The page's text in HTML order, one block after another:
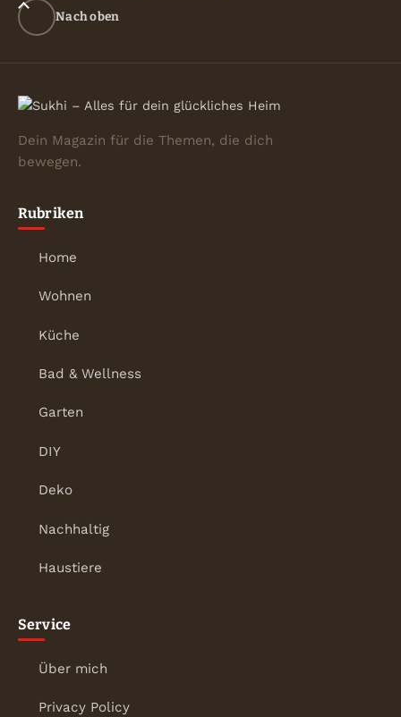
Nach oben
Dein Magazin für die Themen, die dich
bewegen.
Rubriken
Home
Wohnen
Küche
Bad & Wellness
Garten
DIY
Deko
Nachhaltig
Haustiere
Service
Über mich
Privacy Policy